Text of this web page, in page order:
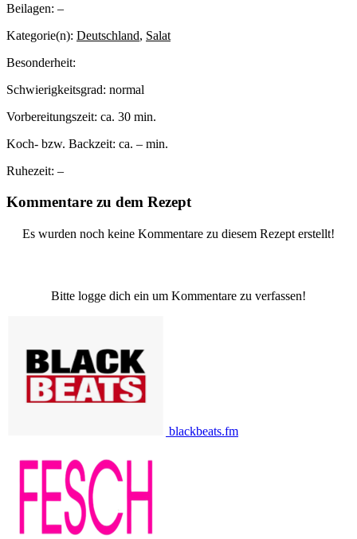
Beilagen: –
Kategorie(n): Deutschland, Salat
Besonderheit:
Schwierigkeitsgrad: normal
Vorbereitungszeit: ca. 30 min.
Koch- bzw. Backzeit: ca. – min.
Ruhezeit: –
Kommentare zu dem Rezept
Es wurden noch keine Kommentare zu diesem Rezept erstellt!
Bitte logge dich ein um Kommentare zu verfassen!
blackbeats.fm